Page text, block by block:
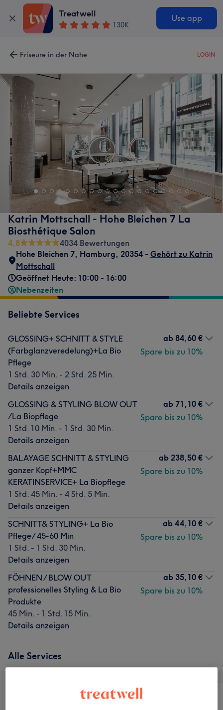
Treatwell
130K
Use app
Friseure in der Nähe LOGIN
Katrin Mottschall - Hohe Bleichen 7 La
Biosthétique Salon
4,8
4034 Bewertungen
Hohe Bleichen 7, Hamburg, 20354 - Gehört zu Katrin
Mottschall
Geöffnet Heute: 10:00 - 16:00
Nebenzeiten
Beliebte Services
GLOSSING+ SCHNITT & STYLE
(Farbglanzveredelung)+La Bio
Pflege
1 Std. 30 Min. - 2 Std. 25 Min.
Details anzeigen
ab 84,60 €
Spare bis zu 10%
GLOSSING & STYLING BLOW OUT
/La Biopflege
1 Std. 10 Min. - 1 Std. 30 Min.
Details anzeigen
ab 71,10 €
Spare bis zu 10%
BALAYAGE SCHNITT & STYLING
ganzer Kopf+MMC
KERATINSERVICE+ La Biopflege
1 Std. 45 Min. - 4 Std. 5 Min.
Details anzeigen
ab 238,50 €
Spare bis zu 10%
SCHNITT& STYLING+ La Bio
Pflege/ 45-60 Min
1 Std. - 1 Std. 30 Min.
Details anzeigen
ab 44,10 €
Spare bis zu 10%
FÖHNEN / BLOW OUT
professionelles Styling & La Bio
Produkte
45 Min. - 1 Std. 15 Min.
Details anzeigen
ab 35,10 €
Spare bis zu 10%
Alle Services